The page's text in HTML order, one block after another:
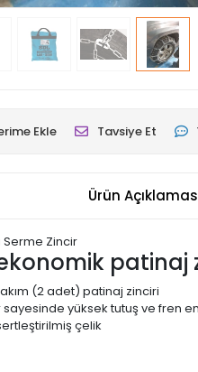
Ekle Tavsiye Et
Ürün
Serme Zincir
patinaj
(2 adet) patinaj zinciri
yüksek tutuş ve fren
çelik